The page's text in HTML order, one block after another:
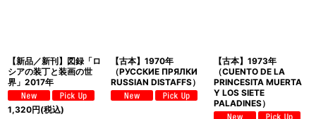
【新品／新刊】図録「ロ
シアの装丁と装画の世
界」2017年
1,320円(税込)
【古本】1970年
（РУССКИЕ ПРЯЛКИ
RUSSIAN DISTAFFS）
【古本】1973年
（CUENTO DE LA
PRINCESITA MUERTA
Y LOS SIETE
PALADINES）